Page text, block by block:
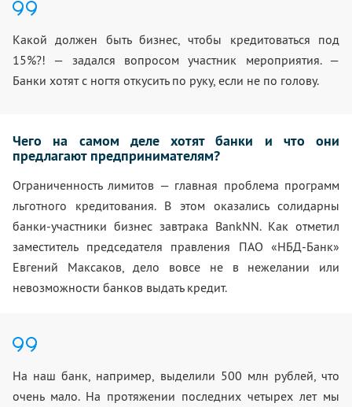
Какой должен быть бизнес, чтобы кредитоваться под
15%?! — задался вопросом участник мероприятия. —
Банки хотят с ногтя откусить по руку, если не по голову.
Чего на самом деле хотят банки и что они
предлагают предпринимателям?
Ограниченность лимитов — главная проблема программ
льготного кредитования. В этом оказались солидарны
банки-участники бизнес завтрака BankNN. Как отметил
заместитель председателя правления ПАО «НБД-Банк»
Евгений Максаков, дело вовсе не в нежелании или
невозможности банков выдать кредит.
На наш банк, например, выделили 500 млн рублей, что
очень мало. На протяжении последних четырех лет мы